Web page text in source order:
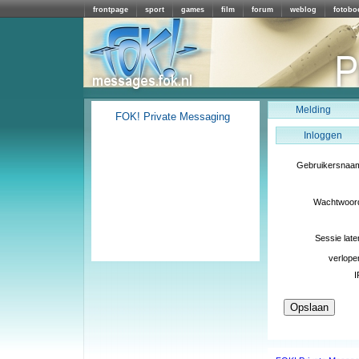
frontpage sport games film forum weblog
Melding
Inloggen
Sessie
FOK! Private Messaging